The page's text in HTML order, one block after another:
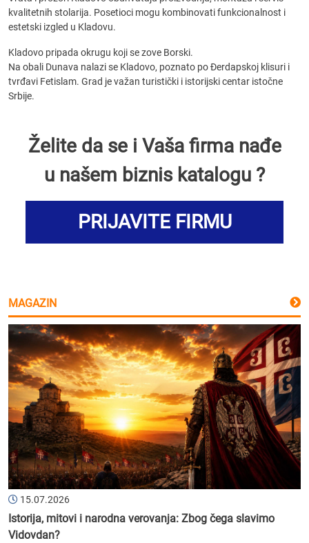
kvalitetnih stolarija. Posetioci mogu kombinovati funkcionalnost i
estetski izgled u Kladovu.
Kladovo pripada okrugu koji se zove Borski.
Na obali Dunava nalazi se Kladovo, poznato po Đerdapskoj klisuri i
tvrđavi Fetislam. Grad je važan turistički i istorijski centar istočne
Srbije.
Želite da se i Vaša firma nađe
u našem biznis katalogu ?
PRIJAVITE FIRMU
MAGAZIN
15.07.2026
Istorija, mitovi i narodna verovanja: Zbog čega slavimo
Vidovdan?